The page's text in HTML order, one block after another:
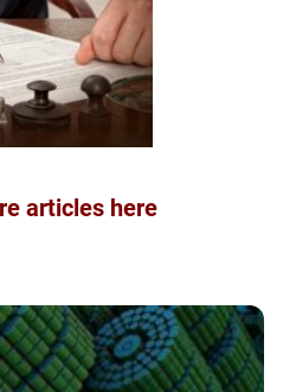
articles here